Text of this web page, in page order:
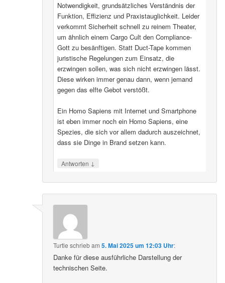
Notwendigkeit, grundsätzliches Verständnis der
Funktion, Effizienz und Praxistauglichkeit. Leider
verkommt Sicherheit schnell zu reinem Theater,
um ähnlich einem Cargo Cult den Compliance-
Gott zu besänftigen. Statt Duct-Tape kommen
juristische Regelungen zum Einsatz, die
erzwingen sollen, was sich nicht erzwingen lässt.
Diese wirken immer genau dann, wenn jemand
gegen das elfte Gebot verstößt.
Ein Homo Sapiens mit Internet und Smartphone
ist eben immer noch ein Homo Sapiens, eine
Spezies, die sich vor allem dadurch auszeichnet,
dass sie Dinge in Brand setzen kann.
Antworten ↓
Turtle schriebam5. Mai 2025 um 12:03 Uhr:
Danke für diese ausführliche Darstellung der
technischen Seite.